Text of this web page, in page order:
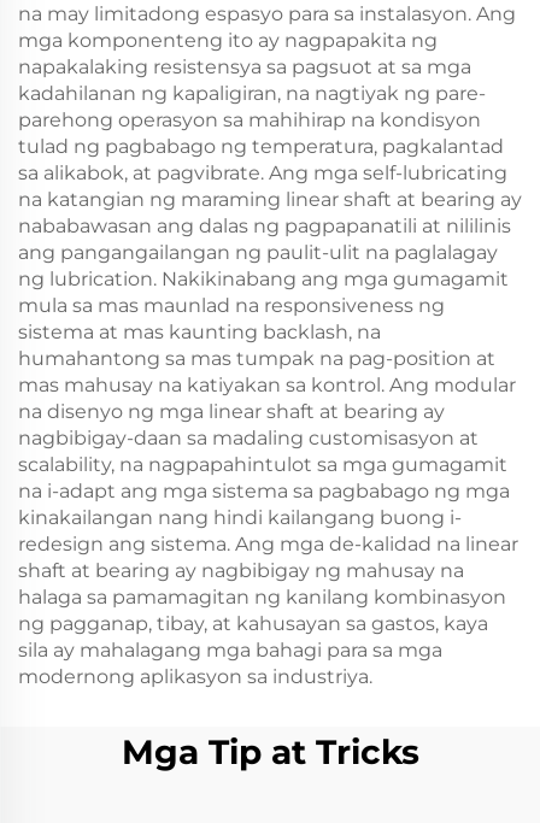
na may limitadong espasyo para sa instalasyon. Ang
mga komponenteng ito ay nagpapakita ng
napakalaking resistensya sa pagsuot at sa mga
kadahilanan ng kapaligiran, na nagtiyak ng pare-
parehong operasyon sa mahihirap na kondisyon
tulad ng pagbabago ng temperatura, pagkalantad
sa alikabok, at pagvibrate. Ang mga self-lubricating
na katangian ng maraming linear shaft at bearing ay
nababawasan ang dalas ng pagpapanatili at nililinis
ang pangangailangan ng paulit-ulit na paglalagay
ng lubrication. Nakikinabang ang mga gumagamit
mula sa mas maunlad na responsiveness ng
sistema at mas kaunting backlash, na
humahantong sa mas tumpak na pag-position at
mas mahusay na katiyakan sa kontrol. Ang modular
na disenyo ng mga linear shaft at bearing ay
nagbibigay-daan sa madaling customisasyon at
scalability, na nagpapahintulot sa mga gumagamit
na i-adapt ang mga sistema sa pagbabago ng mga
kinakailangan nang hindi kailangang buong i-
redesign ang sistema. Ang mga de-kalidad na linear
shaft at bearing ay nagbibigay ng mahusay na
halaga sa pamamagitan ng kanilang kombinasyon
ng pagganap, tibay, at kahusayan sa gastos, kaya
sila ay mahalagang mga bahagi para sa mga
modernong aplikasyon sa industriya.
Mga Tip at Tricks